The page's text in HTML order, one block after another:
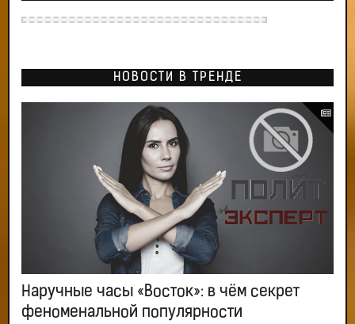
НОВОСТИ В ТРЕНДЕ
Наручные часы «Восток»: в чём секрет
феноменальной популярности